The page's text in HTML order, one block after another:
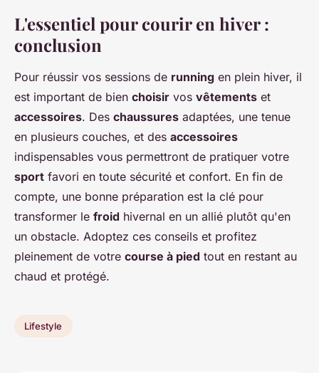
L'essentiel pour courir en hiver :
conclusion
Pour réussir vos sessions de running en plein hiver, il
est important de bien choisir vos vêtements et
accessoires. Des chaussures adaptées, une tenue
en plusieurs couches, et des accessoires
indispensables vous permettront de pratiquer votre
sport favori en toute sécurité et confort. En fin de
compte, une bonne préparation est la clé pour
transformer le froid hivernal en un allié plutôt qu'en
un obstacle. Adoptez ces conseils et profitez
pleinement de votre course à pied tout en restant au
chaud et protégé.
Lifestyle